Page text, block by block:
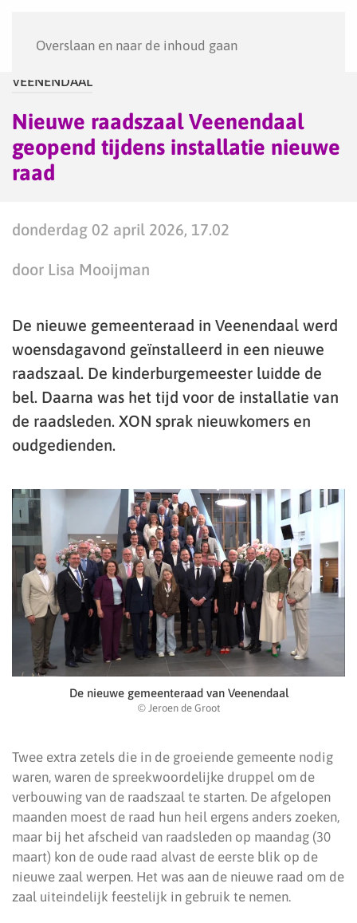
Overslaan en naar de inhoud gaan
VEENENDAAL
Nieuwe raadszaal Veenendaal
geopend tijdens installatie nieuwe
raad
donderdag 02 april 2026, 17.02
door Lisa Mooijman
De nieuwe gemeenteraad in Veenendaal werd
woensdagavond geïnstalleerd in een nieuwe
raadszaal. De kinderburgemeester luidde de
bel. Daarna was het tijd voor de installatie van
de raadsleden. XON sprak nieuwkomers en
oudgedienden.
De nieuwe gemeenteraad van Veenendaal
© Jeroen de Groot
Twee extra zetels die in de groeiende gemeente nodig
waren, waren de spreekwoordelijke druppel om de
verbouwing van de raadszaal te starten. De afgelopen
maanden moest de raad hun heil ergens anders zoeken,
maar bij het afscheid van raadsleden op maandag (30
maart) kon de oude raad alvast de eerste blik op de
nieuwe zaal werpen. Het was aan de nieuwe raad om de
zaal uiteindelijk feestelijk in gebruik te nemen.